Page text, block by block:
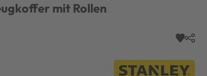
mit Rollen